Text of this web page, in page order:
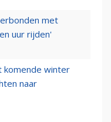
met
uur rijden'
komende winter
naar